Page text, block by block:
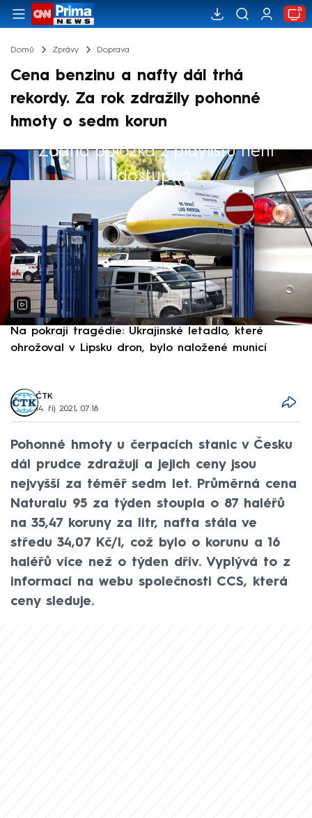
Domů Zprávy Doprava
Cena benzinu a nafty dál trhá
rekordy. Za rok zdražily pohonné
hmoty o sedm korun
Žádná položka z playlistu není
dostupná.
Výběr redakce
Na pokraji tragédie: Ukrajinské letadlo, které
ohrožoval v Lipsku dron, bylo naložené municí
ČTK
14. říj 2021, 07:18
Pohonné hmoty u čerpacích stanic v Česku
dál prudce zdražují a jejich ceny jsou
nejvyšší za téměř sedm let. Průměrná cena
Naturalu 95 za týden stoupla o 87 haléřů
na 35,47 koruny za litr, nafta stála ve
středu 34,07 Kč/l, což bylo o korunu a 16
haléřů více než o týden dřív. Vyplývá to z
informací na webu společnosti CCS, která
ceny sleduje.